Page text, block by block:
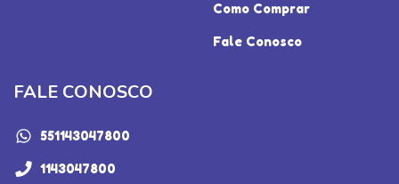
Como Comprar
Fale Conosco
FALE CONOSCO
551143047800
1143047800